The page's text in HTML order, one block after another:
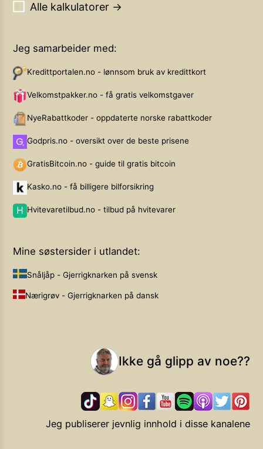
Alle kalkulatorer →
Jeg samarbeider med:
Kredittportalen.no - lønnsom bruk av kredittkort
Velkomstpakker.no - få gratis velkomstgaver
NyeRabattkoder - oppdaterte norske rabattkoder
Godpris.no - oversikt over de beste prisene
GratisBitcoin.no - guide til gratis bitcoin
Kasko.no - få billigere bilforsikring
Hvitevaretilbud.no - tilbud på hvitevarer
Mine søstersider i utlandet:
Snåljåp - Gjerrigknarken på svensk
Nærigrøv - Gjerrigknarken på dansk
Ikke gå glipp av noe??
Jeg publiserer jevnlig innhold i disse kanalene